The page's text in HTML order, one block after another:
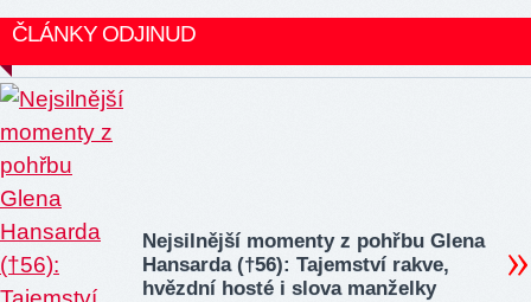
ČLÁNKY ODJINUD
Nejsilnější momenty z pohřbu Glena
Hansarda (†56): Tajemství rakve,
hvězdní hosté i slova manželky